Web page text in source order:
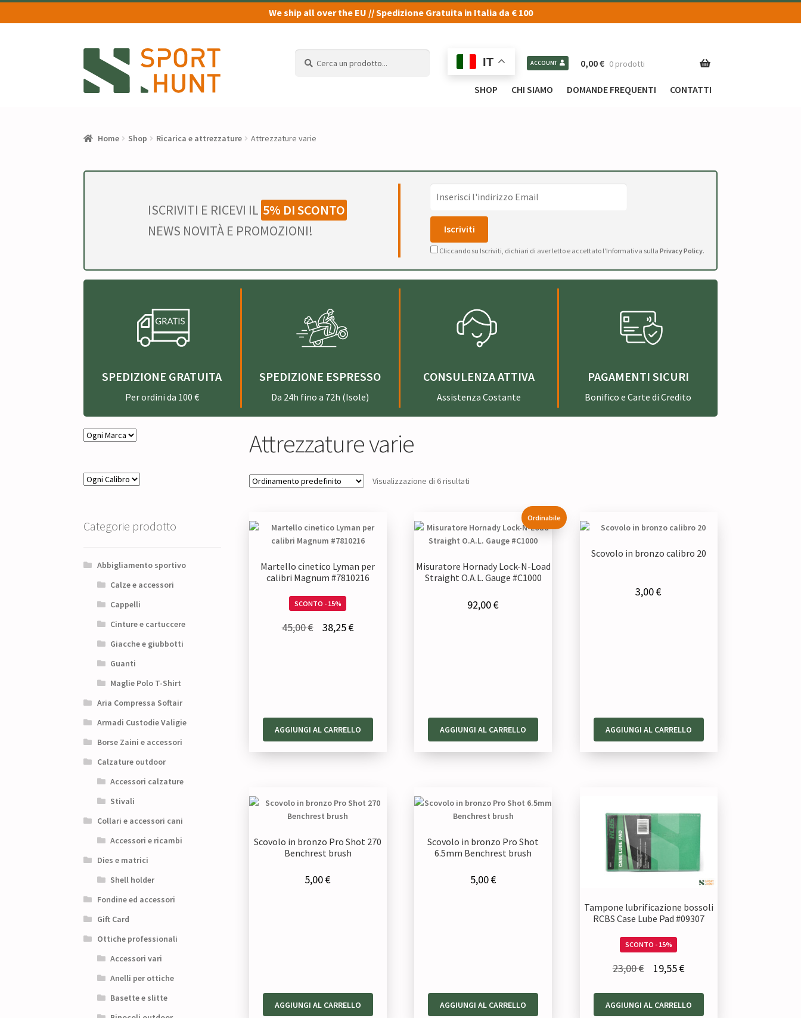
We ship all over the EU // Spedizione Gratuita in Italia da € 100
alla
navigazione
al
contenuto
IT ACCOUNT 0,00€ 0 prodotti
SHOP CHI SIAMO DOMANDE FREQUENTI CONTATTI
Home Shop Ricarica e attrezzature Attrezzature varie
ISCRIVITI E RICEVI IL 5% DI SCONTO
NEWS NOVITÀ E PROMOZIONI!
Cliccando su Iscriviti, dichiari di aver letto e accettato l'Informativa sulla Privacy Policy.
SPEDIZIONE GRATUITA
Per ordini da 100 €
SPEDIZIONE ESPRESSO
Da 24h fino a 72h (Isole)
CONSULENZA ATTIVA
Assistenza Costante
PAGAMENTI SICURI
Bonifico e Carte di Credito
Attrezzature varie
Visualizzazione di 6 risultati
Martello cinetico Lyman per
calibri Magnum #7810216
SCONTO - 15%
45,00€ 38,25€Il
AGGIUNGI AL CARRELLO
Ordinabile
Misuratore Hornady Lock-N-Load
Straight O.A.L. Gauge #C1000
92,00€
AGGIUNGI AL CARRELLO
Scovolo in bronzo calibro 20
3,00€
AGGIUNGI AL CARRELLO
Scovolo in bronzo Pro Shot 270
Benchrest brush
5,00€
AGGIUNGI AL CARRELLO
Scovolo in bronzo Pro Shot
6.5mm Benchrest brush
5,00€
AGGIUNGI AL CARRELLO
Tampone lubrificazione bossoli
RCBS Case Lube Pad #09307
SCONTO - 15%
23,00€
originale
19,55€Il
attuale
AGGIUNGI AL CARRELLO
Categorie prodotto
Abbigliamento sportivo
Calze e accessori
Cappelli
Cinture e cartuccere
Giacche e giubbotti
Guanti
Maglie Polo T-Shirt
Aria Compressa Softair
Armadi Custodie Valigie
Borse Zaini e accessori
Calzature outdoor
Accessori calzature
Stivali
Collari e accessori cani
Accessori e ricambi
Dies e matrici
Shell holder
Fondine ed accessori
Gift Card
Ottiche professionali
Accessori vari
Anelli per ottiche
Basette e slitte